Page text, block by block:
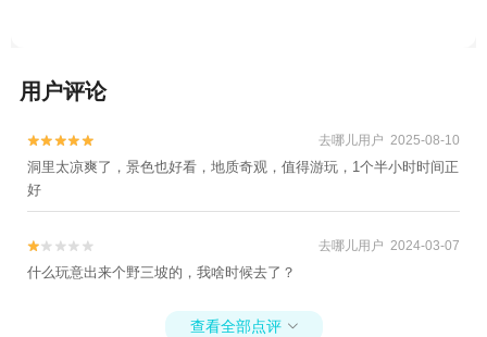
用户评论

 去哪儿用户 2025-08-10
洞里太凉爽了，景色也好看，地质奇观，值得游玩，1个半小时时间正
好

 去哪儿用户 2024-03-07
什么玩意出来个野三坡的，我啥时候去了？
查看全部点评 